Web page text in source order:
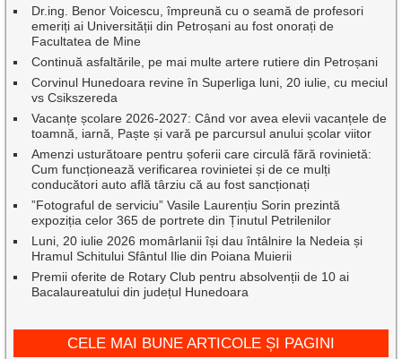
Dr.ing. Benor Voicescu, împreună cu o seamă de profesori
emeriți ai Universității din Petroșani au fost onorați de
Facultatea de Mine
Continuă asfaltările, pe mai multe artere rutiere din Petroșani
Corvinul Hunedoara revine în Superliga luni, 20 iulie, cu meciul
vs Csikszereda
Vacanțe școlare 2026-2027: Când vor avea elevii vacanțele de
toamnă, iarnă, Paște și vară pe parcursul anului școlar viitor
Amenzi usturătoare pentru șoferii care circulă fără rovinietă:
Cum funcționează verificarea rovinietei și de ce mulți
conducători auto află târziu că au fost sancționați
”Fotograful de serviciu” Vasile Laurențiu Sorin prezintă
expoziția celor 365 de portrete din Ținutul Petrilenilor
Luni, 20 iulie 2026 momârlanii își dau întâlnire la Nedeia și
Hramul Schitului Sfântul Ilie din Poiana Muierii
Premii oferite de Rotary Club pentru absolvenții de 10 ai
Bacalaureatului din județul Hunedoara
CELE MAI BUNE ARTICOLE ȘI PAGINI